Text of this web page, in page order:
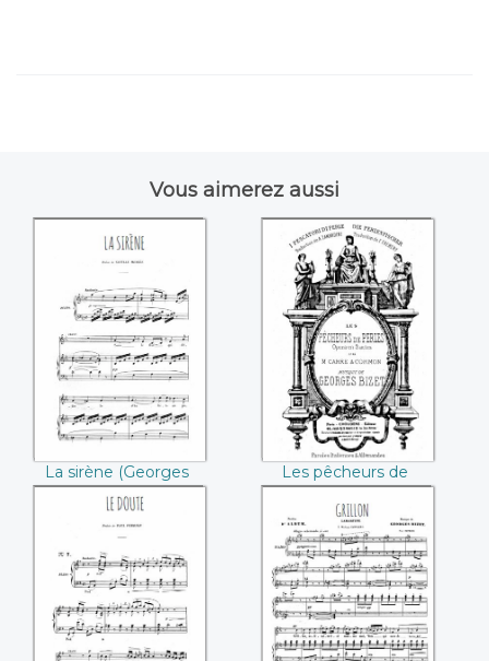
Vous aimerez aussi
La sirène ((Georges
Bizet))
La sirène (Georges
Bizet)
Les pêcheurs de
perles, Acte I
((Georges Bizet))
Les pêcheurs de
perles, Acte I
(Georges Bizet)
Le doute ((Georges
Bizet))
Le grillon
((Georges Bizet))